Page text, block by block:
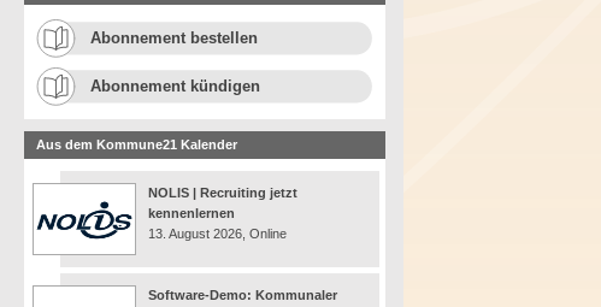
Abonnement bestellen
Abonnement kündigen
Aus dem Kommune21 Kalender
NOLIS | Recruiting jetzt
kennenlernen
13. August 2026, Online
Software-Demo: Kommunaler